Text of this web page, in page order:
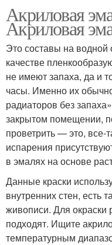
Акриловая
Акриловая
Это составы на водной
качестве
не имеют запаха, да и
часы. Именно их
радиаторов без
закрытом помещении,
проветрить — это, все-
испарения
в эмалях на основе
Данные краски
внутренних стен, есть
живописи. Для окраски
подходят. Ищите
температурным